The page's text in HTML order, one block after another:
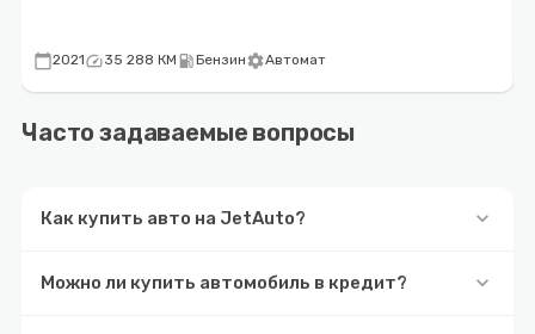
calendar_today2021speed35 288 КМ local_gas_stationБензинsettingsАвтомат
Часто задаваемые вопросы
Как купить авто на JetAuto? keyboard_arrow_down
Можно ли купить автомобиль в кредит? keyboard_arrow_down